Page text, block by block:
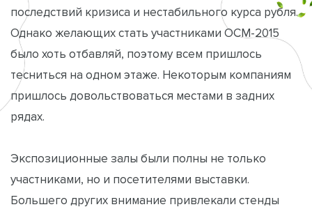
последствий кризиса и нестабильного курса рубля.
Однако желающих стать участниками ОСМ-2015
было хоть отбавляй, поэтому всем пришлось
тесниться на одном этаже. Некоторым компаниям
пришлось довольствоваться местами в задних
рядах.
Экспозиционные залы были полны не только
участниками, но и посетителями выставки.
Большего других внимание привлекали стенды